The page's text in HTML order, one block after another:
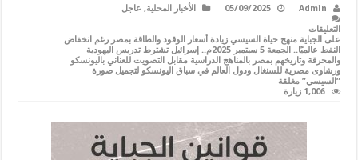
Admin
05/09/2025 الأخبار المحلية, عاجل
التعليقات
على الجباية منهج حياة السيسي زيادة أسعار الوقود والطاقة بمصر رغم انخفاض
النفط عالميًا.. الجمعة 5 سبتمبر 2025م.. إسرائيل تشترط تدريس اليهودية
والمحرقة وتاريخهم بمصر بالمناهج الدراسية مقابل التصويت للعناني باليونسكو
ورشاوى مصرية للسنغال ودول العالم في سباق اليونسكو لتجميل صورة
“السيسي” مغلقة
1,006 زيارة